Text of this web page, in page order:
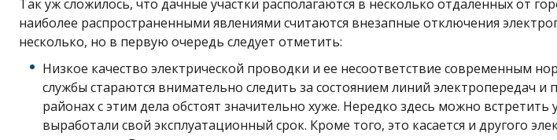
Так уж сложилось, что дачные участки располагаются в несколько отдаленных от
наиболее распространенными явлениями считаются внезапные отключения
несколько, но в первую очередь следует отметить:
Низкое качество электрической проводки и ее несоответствие современным
службы стараются внимательно следить за состоянием линий электропередач
районах с этим дела обстоят значительно хуже. Нередко здесь можно
выработали свой эксплуатационный срок. Кроме того, это касается и другого